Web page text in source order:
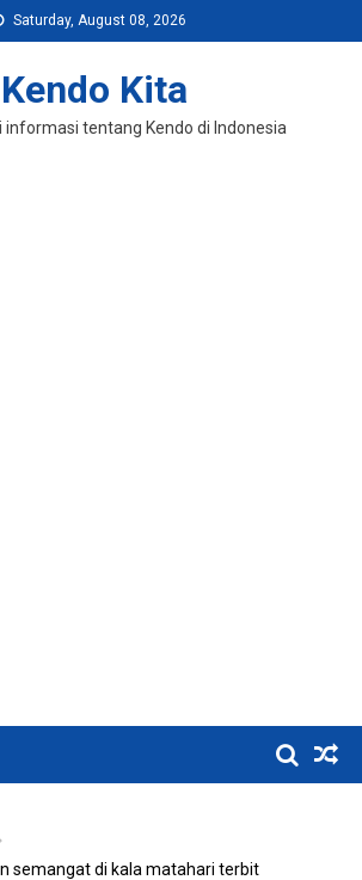
Saturday, August 08, 2026
Kendo Kita
informasi tentang Kendo di Indonesia
semangat di kala matahari terbit